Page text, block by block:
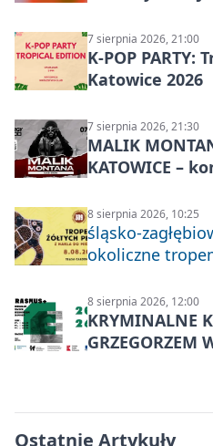
7 sierpnia 2026, 21:00
K-POP
Katowice 2026
7 sierpnia 2026, 21:30
MALIK
KATOWICE –
8 sierpnia 2026, 10:25
śląsko-
okoliczne
8 sierpnia 2026, 12:00
KRYMINALNE
GRZEGORZEM
Ostatnie Artykuły